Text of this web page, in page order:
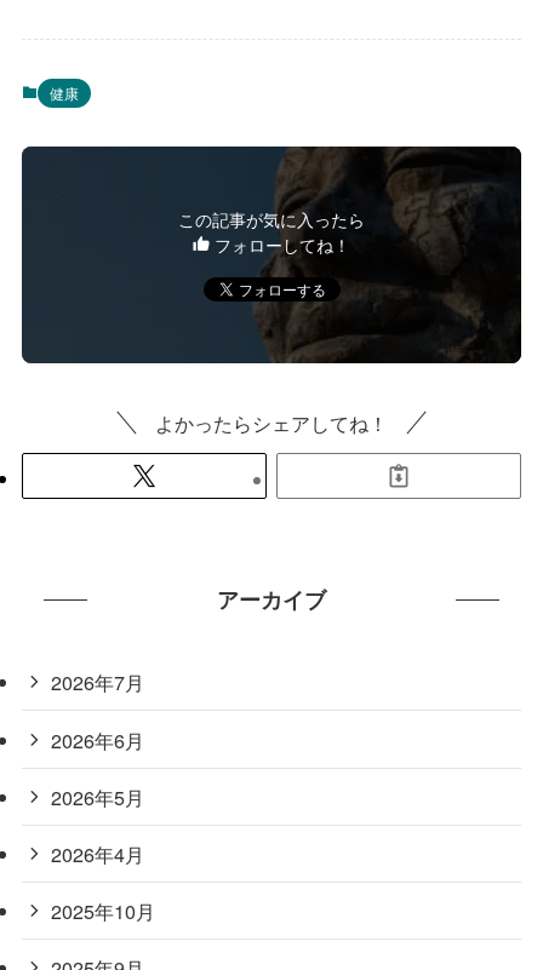
健康
この記事が気に入ったら
フォローしてね！
よかったらシェアしてね！
アーカイブ
2026年7月
2026年6月
2026年5月
2026年4月
2025年10月